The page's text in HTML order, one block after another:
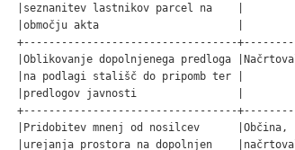
|seznanitev lastnikov parcel na    |
|območju akta                      |
+----------------------------------
|Oblikovanje dopolnjenega predloga
|na podlagi stališč do pripomb ter |
|predlogov javnosti                |
+----------------------------------
|Pridobitev mnenj od nosilcev
|urejanja prostora na dopolnjen